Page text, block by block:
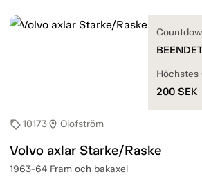
sell10173location_on Olofström
Volvo axlar Starke/Raske
1963-64 Fram och bakaxel
Höchstes
200 SEK